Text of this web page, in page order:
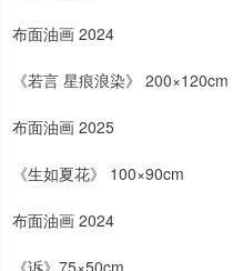
布面油画 2024
《若言 星痕浪染》 200×120cm
布面油画 2025
《生如夏花》 100×90cm
布面油画 2024